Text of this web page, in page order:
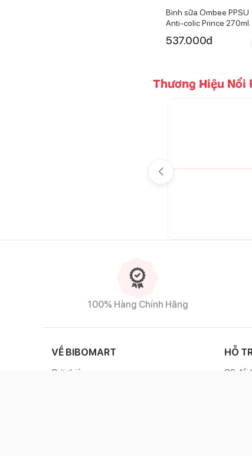
Bình sữa Ombee PPSU
Anti-colic Prince 270ml
537.000đ
Thương Hiệu Nổi
100% Hàng Chính Hãng
VỀ BIBOMART
Giới thiệu
HỖ
CS đổi